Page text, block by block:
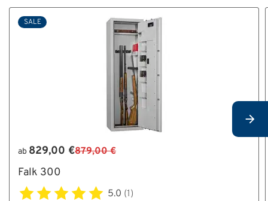
SALE
ab 829,00 €879,00 €
Falk 300
5.0 (1)